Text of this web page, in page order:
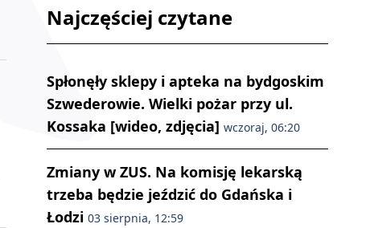
Najczęściej czytane
Spłonęły sklepy i apteka na bydgoskim
Szwederowie. Wielki pożar przy ul.
Kossaka [wideo, zdjęcia] wczoraj, 06:20
Zmiany w ZUS. Na komisję lekarską
trzeba będzie jeździć do Gdańska i
Łodzi 03 sierpnia, 12:59